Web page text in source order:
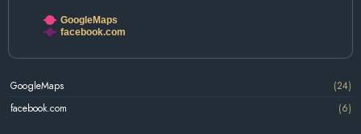
GoogleMaps
facebook.com
GoogleMaps
(24)
facebook.com
(6)